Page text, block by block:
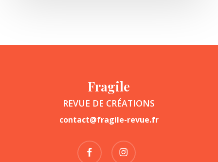
Fragile
REVUE DE CRÉATIONS
contact@fragile-revue.fr
facebook instagram